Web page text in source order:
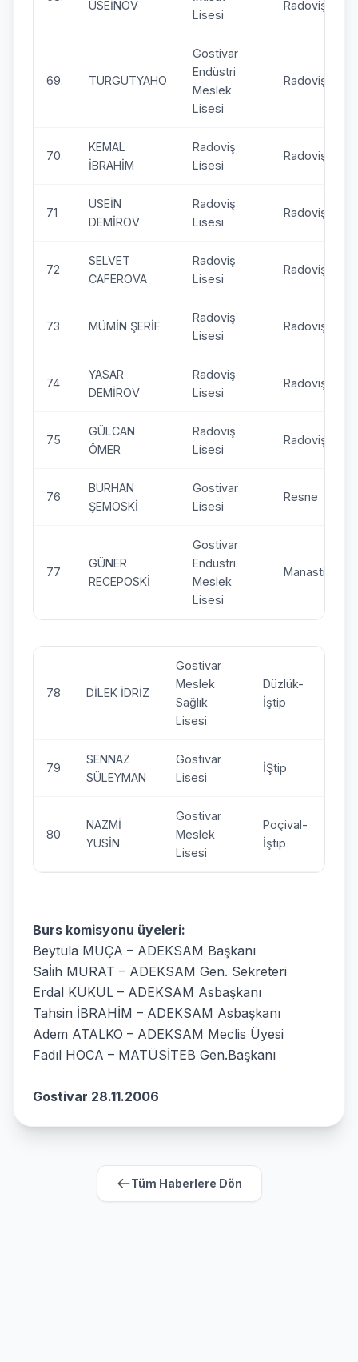
ÜSEİNOV
Lisesi
Radoviş
69. TURGUTYAHO
Gostivar
Endüstri
Meslek
Lisesi
Radoviş
70.
KEMAL
İBRAHİM
Radoviş
Lisesi
Radoviş
71
ÜSEİN
DEMİROV
Radoviş
Lisesi
Radoviş
72
SELVET
CAFEROVA
Radoviş
Lisesi
Radoviş
73 MÜMİN ŞERİF
Radoviş
Lisesi
Radoviş
74
YASAR
DEMİROV
Radoviş
Lisesi
Radoviş
75
GÜLCAN
ÖMER
Radoviş
Lisesi
Radoviş
76
BURHAN
ŞEMOSKİ
Gostivar
Lisesi
Resne
77
GÜNER
RECEPOSKİ
Gostivar
Endüstri
Meslek
Lisesi
Manastir
78 DİLEK İDRİZ
Gostivar
Meslek
Sağlık
Lisesi
Düzlük-
İştip
79
SENNAZ
SÜLEYMAN
Gostivar
Lisesi
İŞtip
80
NAZMİ
YUSİN
Gostivar
Meslek
Lisesi
Poçival-
İştip
Burs komisyonu üyeleri:
Beytula MUÇA – ADEKSAM Başkanı
Saİih MURAT – ADEKSAM Gen. Sekreteri
Erdal KUKUL – ADEKSAM Asbaşkanı
Tahsin İBRAHİM – ADEKSAM Asbaşkanı
Adem ATALKO – ADEKSAM Meclis Üyesi
Fadıl HOCA – MATÜSİTEB Gen.Başkanı
Gostivar 28.11.2006
Tüm Haberlere Dön